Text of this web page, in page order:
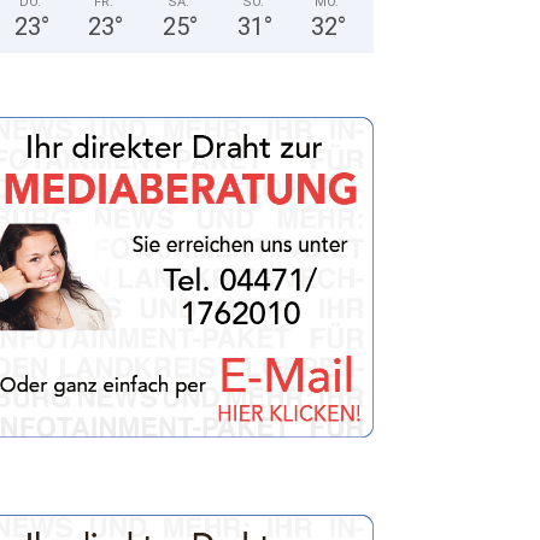
23° 23° 25° 31 ° 32°